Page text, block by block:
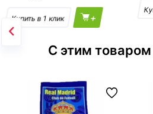
+
С этим